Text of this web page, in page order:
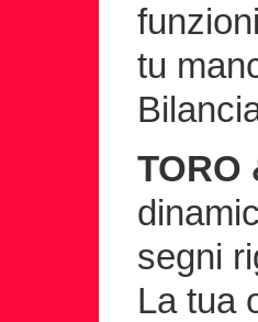
tu
TORO
segni
La tua